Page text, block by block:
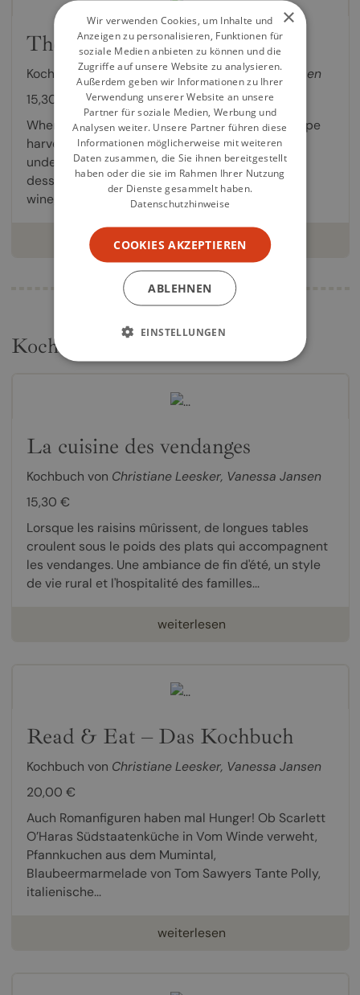
The Winegrower's Cookbook
Kochbuch vonChristiane Leesker,Vanessa Jansen
15,30 €
When the grapes ripen in Burgundy and the grape
harvest begins, at mealtimes long tables groan
under fresh salads, hearty stews and delicious
desserts. The generous hospitality of the
winegrowing...
weiterlesen
Kochbücher
La cuisine des vendanges
Kochbuch von Christiane Leesker, Vanessa Jansen
15,30 €
Lorsque les raisins mûrissent, de longues tables
croulent sous le poids des plats qui accompagnent
les vendanges. Une ambiance de fin d'été, un style
de vie rural et l'hospitalité des familles...
weiterlesen
Read & Eat – Das Kochbuch
Kochbuch von Christiane Leesker, Vanessa Jansen
20,00 €
Auch Romanfiguren haben mal Hunger! Ob Scarlett
O’Haras Südstaatenküche in Vom Winde verweht,
Pfannkuchen aus dem Mumintal,
Blaubeermarmelade von Tom Sawyers Tante Polly,
italienische...
weiterlesen
×
Wir verwenden Cookies, um Inhalte und
Anzeigen zu personalisieren, Funktionen für
soziale Medien anbieten zu können und die
Zugriffe auf unsere Website zu analysieren.
Außerdem geben wir Informationen zu Ihrer
Verwendung unserer Website an unsere
Partner für soziale Medien, Werbung und
Analysen weiter. Unsere Partner führen diese
Informationen möglicherweise mit weiteren
Daten zusammen, die Sie ihnen bereitgestellt
haben oder die sie im Rahmen Ihrer Nutzung
der Dienste gesammelt haben.
Datenschutzhinweise
COOKIES AKZEPTIEREN
ABLEHNEN
EINSTELLUNGEN